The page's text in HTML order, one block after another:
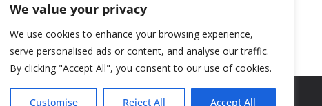
We value your privacy
We use cookies to enhance your browsing experience,
serve personalised ads or content, and analyse our traffic.
By clicking "Accept All", you consent to our use of cookies.
Customise Reject All Accept All